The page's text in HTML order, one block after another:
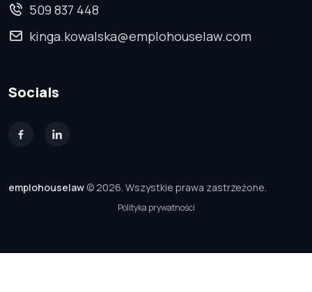
509 837 448
kinga.kowalska@emplohouselaw.com
Socials
emplohouselaw © 2026. Wszystkie prawa zastrzeżone.
Polityka prywatności